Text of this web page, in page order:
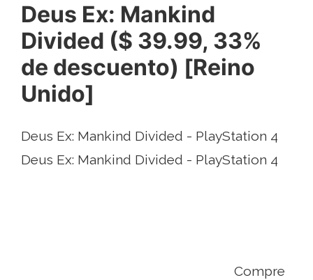
Deus Ex: Mankind
Divided ($ 39.99, 33%
de descuento) [Reino
Unido]
Deus Ex: Mankind Divided - PlayStation 4
Deus Ex: Mankind Divided - PlayStation 4
Compre